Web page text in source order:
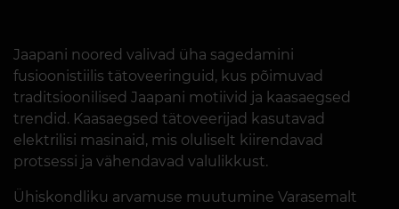
Jaapani noored valivad üha sagedamini
fusioonistiilis tätoveeringuid, kus põimuvad
traditsioonilised Jaapani motiivid ja kaasaegsed
trendid. Kaasaegsed tätoveerijad kasutavad
elektrilisi masinaid, mis oluliselt kiirendavad
protsessi ja vähendavad valulikkust.
Ühiskondliku arvamuse muutumine Varasemalt